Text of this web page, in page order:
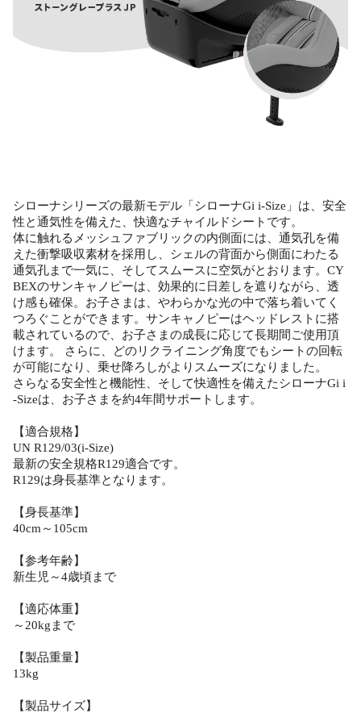
シローナシリーズの最新モデル「シローナGi i-Size」は、安全
性と通気性を備えた、快適なチャイルドシートです。
体に触れるメッシュファブリックの内側面には、通気孔を備
えた衝撃吸収素材を採用し、シェルの背面から側面にわたる
通気孔まで一気に、そしてスムースに空気がとおります。CY
BEXのサンキャノピーは、効果的に日差しを遮りながら、透
け感も確保。お子さまは、やわらかな光の中で落ち着いてく
つろぐことができます。サンキャノピーはヘッドレストに搭
載されているので、お子さまの成長に応じて長期間ご使用頂
けます。 さらに、どのリクライニング角度でもシートの回転
が可能になり、乗せ降ろしがよりスムーズになりました。
さらなる安全性と機能性、そして快適性を備えたシローナGi i
-Sizeは、お子さまを約4年間サポートします。
【適合規格】
UN R129/03(i-Size)
最新の安全規格R129適合です。
R129は身長基準となります。
【身長基準】
40cm～105cm
【参考年齢】
新生児～4歳頃まで
【適応体重】
～20kgまで
【製品重量】
13kg
【製品サイズ】